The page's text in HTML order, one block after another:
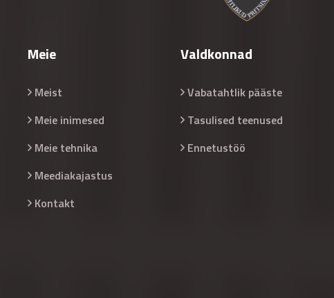
Meie
Meist
Meie inimesed
Meie tehnika
Meediakajastus
Kontakt
Valdkonnad
Vabatahtlik pääste
Tasulised teenused
Ennetustöö